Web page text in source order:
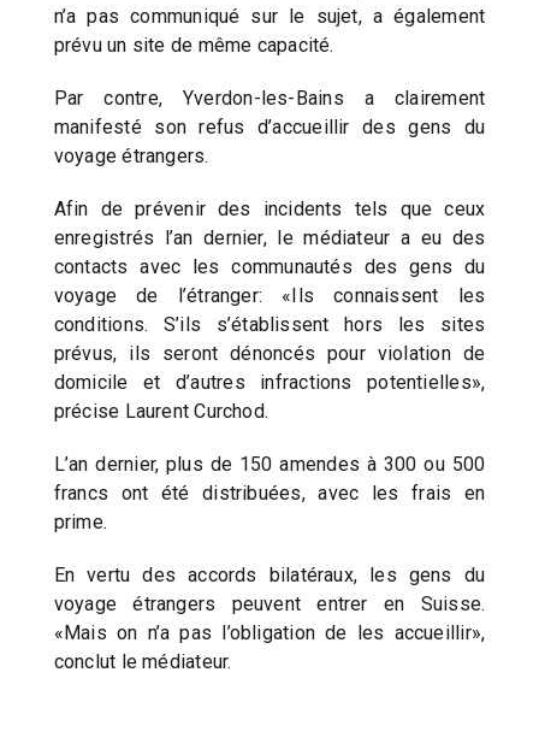
n’a pas communiqué sur le sujet, a également
prévu un site de même capacité.
Par contre, Yverdon-les-Bains a clairement
manifesté son refus d’accueillir des gens du
voyage étrangers.
Afin de prévenir des incidents tels que ceux
enregistrés l’an dernier, le médiateur a eu des
contacts avec les communautés des gens du
voyage de l’étranger: «Ils connaissent les
conditions. S’ils s’établissent hors les sites
prévus, ils seront dénoncés pour violation de
domicile et d’autres infractions potentielles»,
précise Laurent Curchod.
L’an dernier, plus de 150 amendes à 300 ou 500
francs ont été distribuées, avec les frais en
prime.
En vertu des accords bilatéraux, les gens du
voyage étrangers peuvent entrer en Suisse.
«Mais on n’a pas l’obligation de les accueillir»,
conclut le médiateur.